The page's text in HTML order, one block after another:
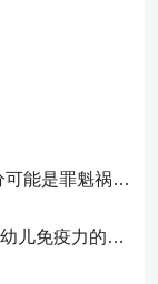
宝宝胃肠道不适？奶粉中的这些成分可能是罪魁祸首！
宝宝总生病就是免疫力低下？关于婴幼儿免疫力的真相，家长必须了解！